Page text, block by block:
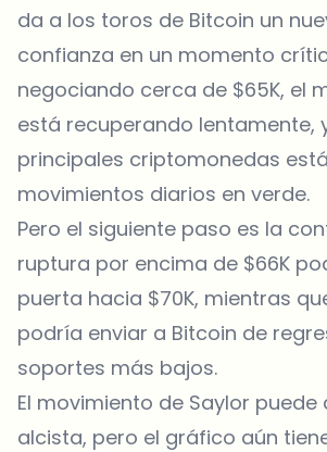
da a los toros de Bitcoin un
confianza en un momento
negociando cerca de $65K, el
está recuperando lentamente,
principales criptomonedas
movimientos diarios en verde.
Pero el siguiente paso es la
ruptura por encima de $66K
puerta hacia $70K, mientras
podría enviar a Bitcoin de
soportes más bajos.
El movimiento de Saylor
alcista, pero el gráfico aún